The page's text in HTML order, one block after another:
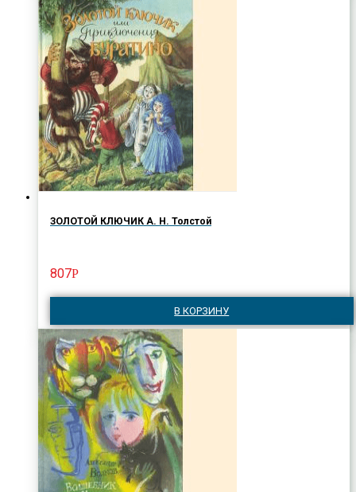
ЗОЛОТОЙ КЛЮЧИК А. Н. Толстой
807Р
В КОРЗИНУ